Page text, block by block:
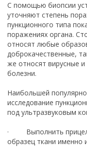
С помощью биопсии
уточняют степень
пункционного типа
поражениях органа.
относят любые
доброкачественные,
же относят вирусные и
болезни.
Наибольшей
исследование
под ультразвуковым
· Выполнить
образец ткани именно